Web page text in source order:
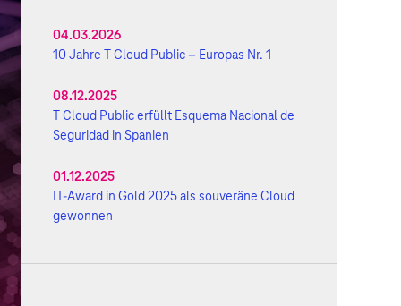
04.03.2026
10 Jahre T Cloud Public – Europas Nr. 1
08.12.2025
T Cloud Public erfüllt Esquema Nacional de
Seguridad in Spanien
01.12.2025
IT-Award in Gold 2025 als souveräne Cloud
gewonnen